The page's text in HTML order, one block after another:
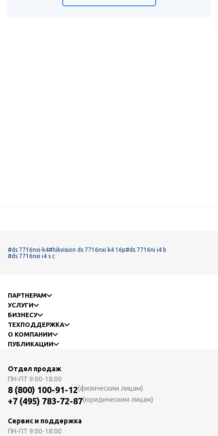
#ds 7716nxi-k4#hikvision ds 7716nxi k4 16p#ds 7716ni i4 b
#ds 7716nxi i4 s c
ПАРТНЕРАМ
УСЛУГИ
БИЗНЕСУ
ТЕХПОДДЕРЖКА
О КОМПАНИИ
ПУБЛИКАЦИИ
Отдел продаж
ПН-ПТ 9:00-18:00
8 (800) 100-91-12(физическим лицам)
+7 (495) 783-72-87(юридическим лицам)
Сервис и поддержка
ПН-ПТ 9:00-18:00